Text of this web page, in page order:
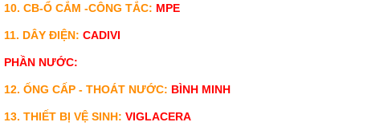
10. CB-Ổ CẮM -CÔNG TẮC: MPE
11. DÂY ĐIỆN:CADIVI
PHẦN NƯỚC:
12. ỐNG CẤP - THOÁT NƯỚC: BÌNH MINH
13. THIẾT BỊ VỆ SINH: VIGLACERA